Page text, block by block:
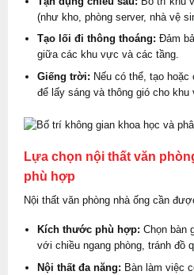
(như kho, phòng server, nhà vệ
Tạo lối đi thông thoáng: Đảm
giữa các khu vực và các tầng.
Giếng trời: Nếu có thể, tạo
để lấy sáng và thông gió cho khu
Lựa chọn nội thất văn
phù hợp
Nội thất văn phòng nhà ống cần
Kích thước phù hợp: Chọn bàn
với chiều ngang phòng, tránh đồ
Nội thất đa năng: Bàn làm việc